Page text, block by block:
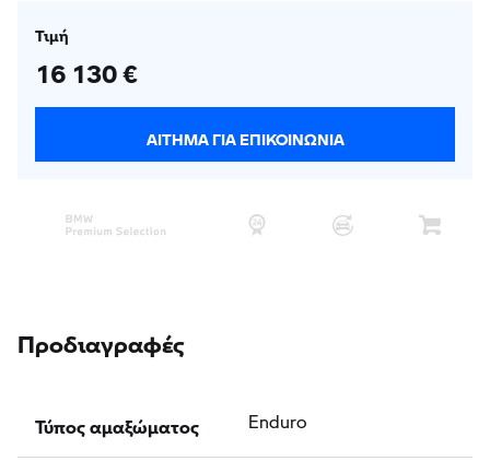
Τιμή
16 130 €
ΑΊΤΗΜΑ ΓΙΑ ΕΠΙΚΟΙΝΩΝΊΑ
Προδιαγραφές
Τύπος αμαξώματος Enduro